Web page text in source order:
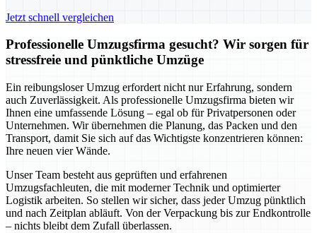
Jetzt schnell vergleichen
Professionelle Umzugsfirma gesucht? Wir sorgen für
stressfreie und pünktliche Umzüge
Ein reibungsloser Umzug erfordert nicht nur Erfahrung, sondern
auch Zuverlässigkeit. Als professionelle Umzugsfirma bieten wir
Ihnen eine umfassende Lösung – egal ob für Privatpersonen oder
Unternehmen. Wir übernehmen die Planung, das Packen und den
Transport, damit Sie sich auf das Wichtigste konzentrieren können:
Ihre neuen vier Wände.
Unser Team besteht aus geprüften und erfahrenen
Umzugsfachleuten, die mit moderner Technik und optimierter
Logistik arbeiten. So stellen wir sicher, dass jeder Umzug pünktlich
und nach Zeitplan abläuft. Von der Verpackung bis zur Endkontrolle
– nichts bleibt dem Zufall überlassen.